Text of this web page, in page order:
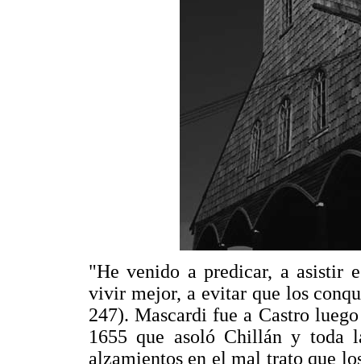
"He venido a predicar, a asistir
vivir mejor, a evitar que los
247). Mascardi fue a Castro
1655 que asoló Chillán y toda
alzamientos en el mal trato que